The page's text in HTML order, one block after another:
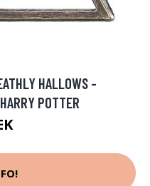
HALLOWS -
POTTER